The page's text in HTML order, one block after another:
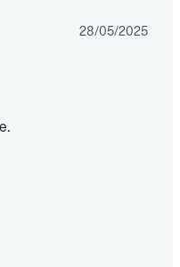
28/05/2025